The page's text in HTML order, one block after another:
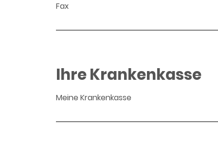
Fax
Ihre Krankenkasse
Meine Krankenkasse